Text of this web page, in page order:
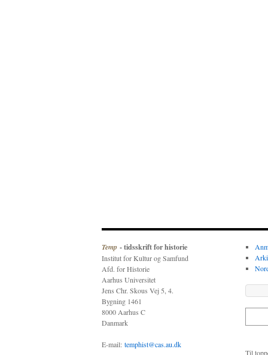
Temp - tidsskrift for historie
Institut for Kultur og Samfund
Afd. for Historie
Aarhus Universitet
Jens Chr. Skous Vej 5, 4.
Bygning 1461
8000 Aarhus C
Danmark
E-mail: temphist@cas.au.dk
Til